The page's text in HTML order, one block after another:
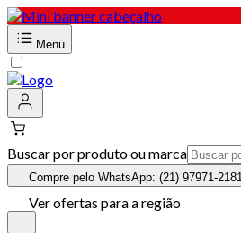
Menu
Buscar por produto ou marca
Compre pelo WhatsApp: (21) 97971-
Ver ofertas para a região